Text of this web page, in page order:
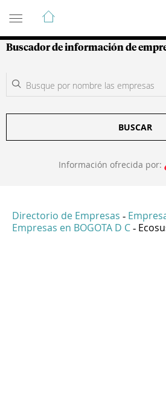
Guía de Empresas
Buscador de información de
BUSCAR
Información ofrecida por:
Directorio de Empresas -
Empresas en BOGOTA D C -